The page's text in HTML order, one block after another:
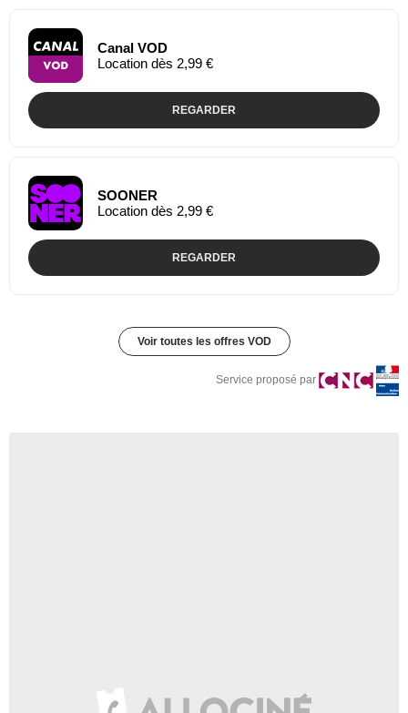
Canal VOD
Location dès 2,99 €
REGARDER
SOONER
Location dès 2,99 €
REGARDER
Voir toutes les offres VOD
Service proposé par